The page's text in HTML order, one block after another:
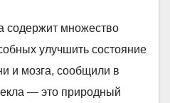
содержит множество
улучшить состояние
и мозга, сообщили в
— это природный